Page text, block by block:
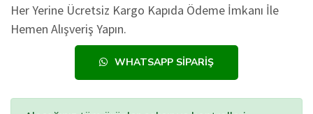
Her Yerine Ücretsiz Kargo Kapıda Ödeme İmkanı İle
Hemen Alışveriş Yapın.
WHATSAPP SIPARIŞ